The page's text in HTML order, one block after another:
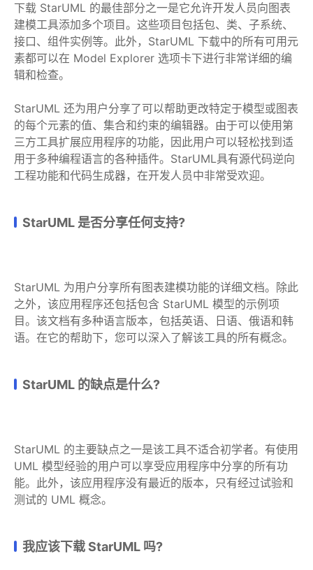
下载 StarUML 的最佳部分之一是它允许开发人员向图表
建模工具添加多个项目。这些项目包括包、类、子系统、
接口、组件实例等。此外，StarUML 下载中的所有可用元
素都可以在 Model Explorer 选项卡下进行非常详细的编
辑和检查。
StarUML 还为用户分享了可以帮助更改特定于模型或图表
的每个元素的值、集合和约束的编辑器。由于可以使用第
三方工具扩展应用程序的功能，因此用户可以轻松找到适
用于多种编程语言的各种插件。StarUML具有源代码逆向
工程功能和代码生成器，在开发人员中非常受欢迎。
StarUML 是否分享任何支持?
StarUML 为用户分享所有图表建模功能的详细文档。除此
之外，该应用程序还包括包含 StarUML 模型的示例项
目。该文档有多种语言版本，包括英语、日语、俄语和韩
语。在它的帮助下，您可以深入了解该工具的所有概念。
StarUML 的缺点是什么?
StarUML 的主要缺点之一是该工具不适合初学者。有使用
UML 模型经验的用户可以享受应用程序中分享的所有功
能。此外，该应用程序没有最近的版本，只有经过试验和
测试的 UML 概念。
我应该下载 StarUML 吗?